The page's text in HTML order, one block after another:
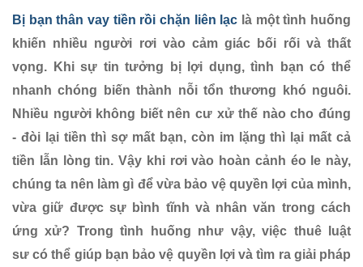
Bị bạn thân vay tiền rồi chặn liên lạc là một tình huống
khiến nhiều người rơi vào cảm giác bối rối và thất
vọng. Khi sự tin tưởng bị lợi dụng, tình bạn có thể
nhanh chóng biến thành nỗi tổn thương khó nguôi.
Nhiều người không biết nên cư xử thế nào cho đúng
- đòi lại tiền thì sợ mất bạn, còn im lặng thì lại mất cả
tiền lẫn lòng tin. Vậy khi rơi vào hoàn cảnh éo le này,
chúng ta nên làm gì để vừa bảo vệ quyền lợi của mình,
vừa giữ được sự bình tĩnh và nhân văn trong cách
ứng xử? Trong tình huống như vậy, việc thuê luật
sư có thể giúp bạn bảo vệ quyền lợi và tìm ra giải pháp